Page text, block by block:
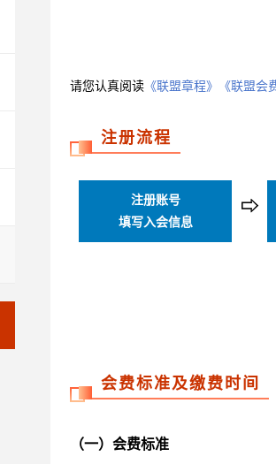
请您认真阅读 《联盟章程》 《联盟会
注册流程
注册账号
填写入会信息
⇨
会费标准及缴费时间
（一）会费标准